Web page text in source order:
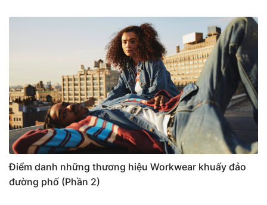
Điểm danh những thương hiệu Workwear khuấy đảo
đường phố (Phần 2)